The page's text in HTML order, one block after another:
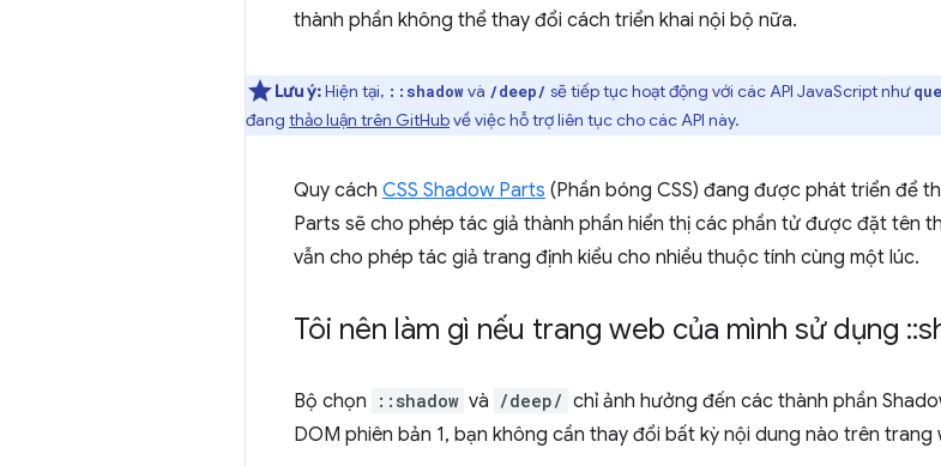
thành phần không thể thay đổi cách triển khai nội bộ nữa.
Lưu ý:Hiện tại, ::shadowvà /deep/ sẽ tiếp tục hoạt động với các API JavaScript như
đang thảo luận trên GitHubvề việc hỗ trợ liên tục cho các API này.
Quy cách CSS Shadow Parts (Phần bóng CSS) đang được phát triển để
Parts sẽ cho phép tác giả thành phần hiển thị các phần tử được đặt tên
vẫn cho phép tác giả trang định kiểu cho nhiều thuộc tính cùng một lúc.
Tôi nên làm gì nếu trang web của mình sử dụng ::
Bộ chọn ::shadow và /deep/ chỉ ảnh hưởng đến các thành phần
DOM phiên bản 1, bạn không cần thay đổi bất kỳ nội dung nào trên trang